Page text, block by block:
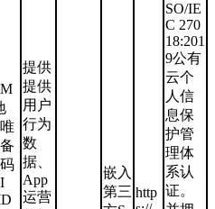
提供
提供
用户
行为
数
据、
App
运营
嵌入
第三 http
SO/IE
C 270
18:201
9公有
云个
人信
息保
护管
理体
系认
证。